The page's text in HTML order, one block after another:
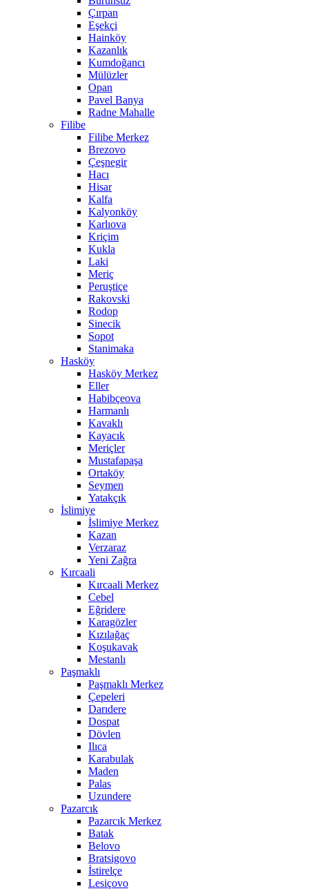
Çırpan
Eşekçi
Hainköy
Kazanlık
Kumdoğancı
Mülüzler
Opan
Pavel Banya
Radne Mahalle
Filibe
Filibe Merkez
Brezovo
Çeşnegir
Hacı
Hisar
Kalfa
Kalyonköy
Karlıova
Kriçim
Kukla
Laki
Meriç
Peruştiçe
Rakovski
Rodop
Sinecik
Sopot
Stanimaka
Hasköy
Hasköy Merkez
Eller
Habibçeova
Harmanlı
Kavaklı
Kayacık
Meriçler
Mustafapaşa
Ortaköy
Seymen
Yatakçık
İslimiye
İslimiye Merkez
Kazan
Verzaraz
Yeni Zağra
Kırcaali
Kırcaali Merkez
Cebel
Eğridere
Karagözler
Kızılağaç
Koşukavak
Mestanlı
Paşmaklı
Paşmaklı Merkez
Çepeleri
Darıdere
Dospat
Dövlen
Ilıca
Karabulak
Maden
Palas
Uzundere
Pazarcık
Pazarcık Merkez
Batak
Belovo
Bratsigovo
İstirelçe
Lesiçovo